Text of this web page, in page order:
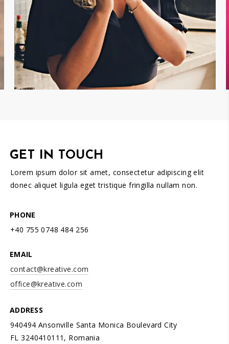
GET IN TOUCH
Lorem ipsum dolor sit amet, consectetur adipiscing elit
donec aliquet ligula eget tristique fringilla nullam non.
PHONE
+40 755 0748 484 256
EMAIL
contact@kreative.com
office@kreative.com
ADDRESS
940494 Ansonville Santa Monica Boulevard City
FL 3240410111, Romania